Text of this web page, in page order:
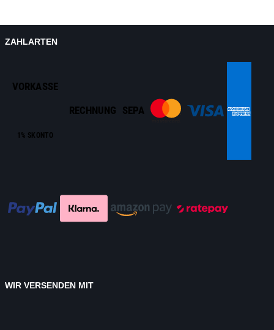
ZAHLARTEN
VORKASSE
1% SKONTO
RECHNUNG SEPA
WIR VERSENDEN MIT